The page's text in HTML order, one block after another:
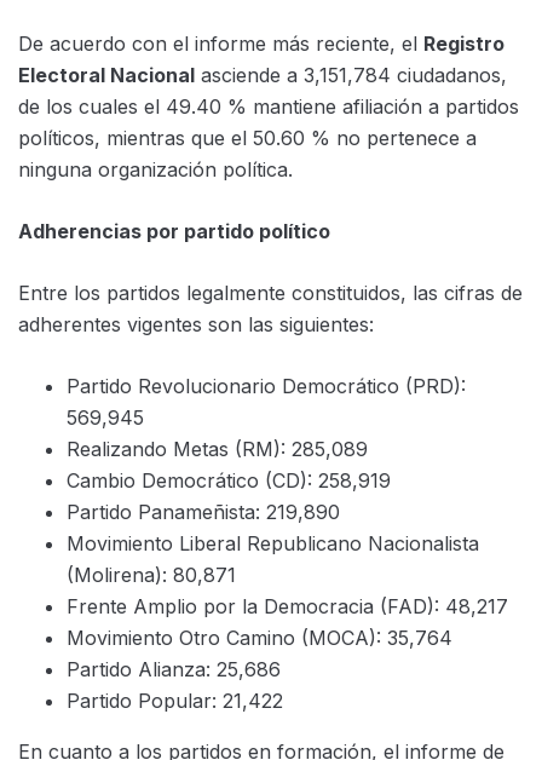
De acuerdo con el informe más reciente, el Registro
Electoral Nacional asciende a 3,151,784 ciudadanos,
de los cuales el 49.40 % mantiene afiliación a partidos
políticos, mientras que el 50.60 % no pertenece a
ninguna organización política.
Adherencias por partido político
Entre los partidos legalmente constituidos, las cifras de
adherentes vigentes son las siguientes:
Partido Revolucionario Democrático (PRD):
569,945
Realizando Metas (RM): 285,089
Cambio Democrático (CD): 258,919
Partido Panameñista: 219,890
Movimiento Liberal Republicano Nacionalista
(Molirena): 80,871
Frente Amplio por la Democracia (FAD): 48,217
Movimiento Otro Camino (MOCA): 35,764
Partido Alianza: 25,686
Partido Popular: 21,422
En cuanto a los partidos en formación, el informe de